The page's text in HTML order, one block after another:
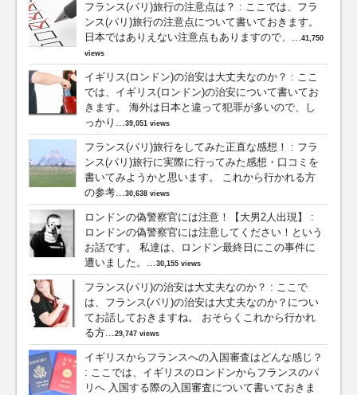
フランス(パリ)旅行の注意点は？ : ここでは、フラ
ンス(パリ)旅行の注意点について書いておきます。
日本ではありえない注意点もありますので、...41,750
views
イギリス(ロンドン)の治安は大丈夫なのか？ : ここ
では、イギリス(ロンドン)の治安について書いてお
きます。 海外は日本と違って犯罪が多いので、し
っかり...39,051 views
フランス(パリ)旅行をしてみた正直な感想！ : フラ
ンス(パリ)旅行に実際に行ってみた感想・口コミを
書いてみようかと思います。 これから行かれる方
の参考...30,638 views
ロンドンの偽警察官には注意！【大男2人出現】
:
ロンドンの偽警察官には注意してください！という
お話です。 私達は、ロンドン最終日にこの事件に
遭いました。...30,155 views
フランス(パリ)の治安は大丈夫なのか？ : ここで
は、フランス(パリ)の治安は大丈夫なのか？につい
てお話しておきますね。 おそらくこれから行かれ
る方...29,747 views
イギリスからフランスへの入国審査はどんな感じ？
: ここでは、イギリスのロンドンからフランスのパ
リへ 入国する際の入国審査について書いておきま